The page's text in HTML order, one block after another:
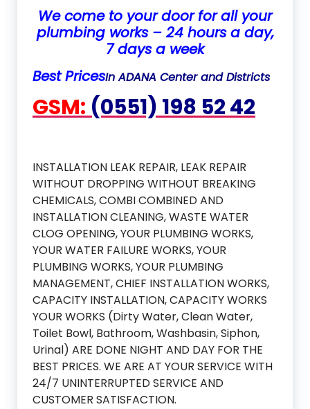
We come to your door for all your
plumbing works – 24 hours a day,
7 days a week
Best PricesIn ADANA Center and Districts
GSM: (0551) 198 52 42
INSTALLATION LEAK REPAIR, LEAK REPAIR
WITHOUT DROPPING WITHOUT BREAKING
CHEMICALS, COMBI COMBINED AND
INSTALLATION CLEANING, WASTE WATER
CLOG OPENING, YOUR PLUMBING WORKS,
YOUR WATER FAILURE WORKS, YOUR
PLUMBING WORKS, YOUR PLUMBING
MANAGEMENT, CHIEF INSTALLATION WORKS,
CAPACITY INSTALLATION, CAPACITY WORKS
YOUR WORKS (Dirty Water, Clean Water,
Toilet Bowl, Bathroom, Washbasin, Siphon,
Urinal) ARE DONE NIGHT AND DAY FOR THE
BEST PRICES. WE ARE AT YOUR SERVICE WITH
24/7 UNINTERRUPTED SERVICE AND
CUSTOMER SATISFACTION.